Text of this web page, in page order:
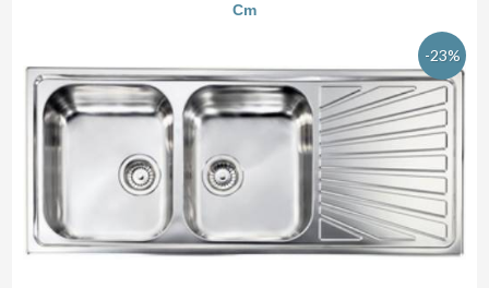
Cm
-23%